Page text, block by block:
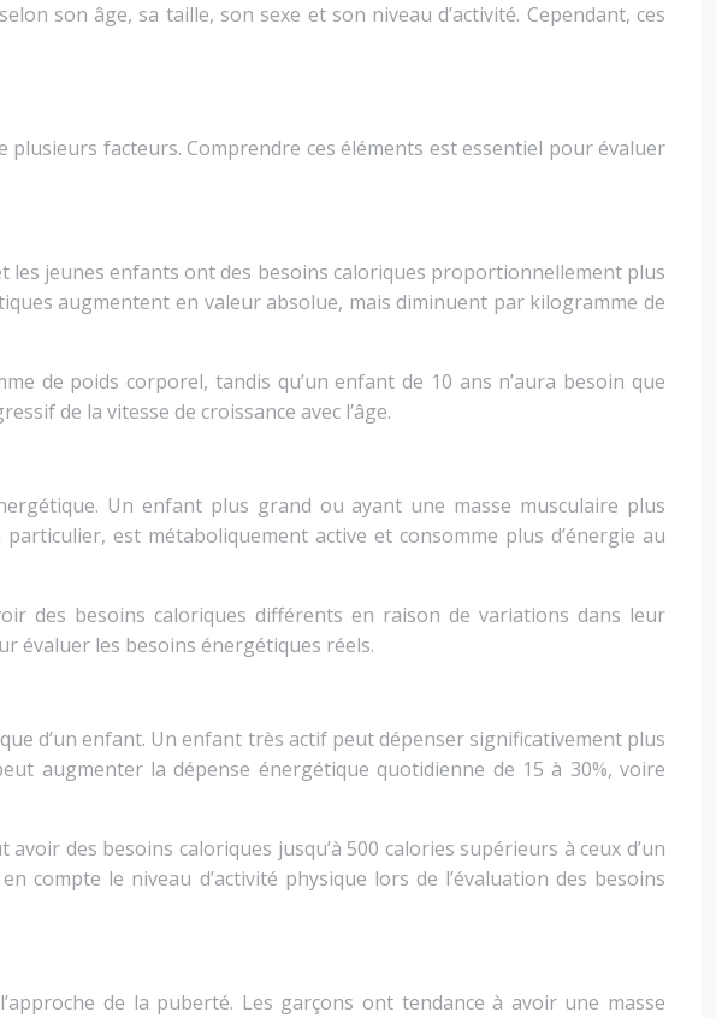
son âge, sa taille, son sexe et son niveau d’activité. Cependant, ces
facteurs. Comprendre ces éléments est essentiel pour évaluer
les jeunes enfants ont des besoins caloriques proportionnellement plus
augmentent en valeur absolue, mais diminuent par kilogramme de
de poids corporel, tandis qu’un enfant de 10 ans n’aura besoin que
de la vitesse de croissance avec l’âge.
Un enfant plus grand ou ayant une masse musculaire plus
est métaboliquement active et consomme plus d’énergie au
des besoins caloriques différents en raison de variations dans leur
évaluer les besoins énergétiques réels.
d’un enfant. Un enfant très actif peut dépenser significativement plus
augmenter la dépense énergétique quotidienne de 15 à 30%, voire
des besoins caloriques jusqu’à 500 calories supérieurs à ceux d’un
compte le niveau d’activité physique lors de l’évaluation des besoins
de la puberté. Les garçons ont tendance à avoir une masse